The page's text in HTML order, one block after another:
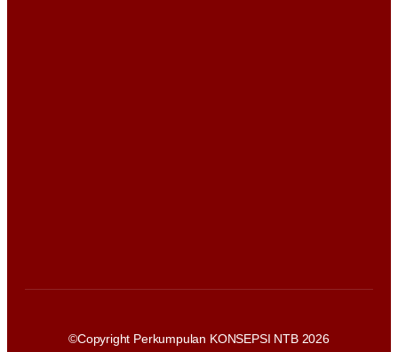
©Copyright Perkumpulan KONSEPSI NTB 2026